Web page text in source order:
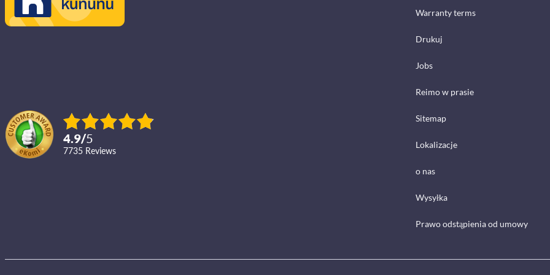
4.9/5
7735 reviews
Warranty terms
Drukuj
Jobs
Reimo w prasie
Sitemap
Lokalizacje
o nas
Wysyłka
Prawo odstąpienia od umowy